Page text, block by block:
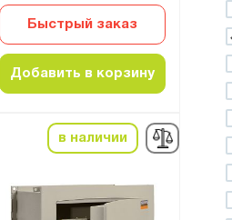
Быстрый заказ
Добавить в корзину
в наличии